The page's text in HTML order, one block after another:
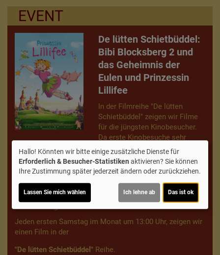
EVENT
De lütten Schietbüddel:
Bibi Blocksberg 2 und
das Geheimnis der
Eulen und Prinzessin
Lillifee
In der Filmreihe "De lütten
Schietbüddel" zeigen wir Filme
für die jüngsten Kinobesucher.
Da erste Kinobesuche sehr
aufregend sein können, gibt es bei dieser Filmreihe einige
Besonderheiten:
Kindgerechte Filme (FSK 0)
Keine Werbung, keine Trailer vor dem Film
Das Saallicht bleibt gedimmt eingeschaltet
Jeden ersten Samstag im Monat um 13:00 Uhr, zeigen wir
einen Film in der
"De lütten Schietbüddel" Reihe.
Hallo! Könnten wir bitte einige zusätzliche Dienste für
Erforderlich & Besucher-Statistiken aktivieren? Sie können
Ihre Zustimmung später jederzeit ändern oder zurückziehen.
Lassen Sie mich wählen Ich lehne ab Das ist ok